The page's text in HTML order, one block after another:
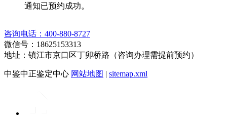
通知已预约成功。
咨询电话：400-880-8727
微信号：18625153313
地址：镇江市京口区丁卯桥路（咨询办理需提前预约）
中鉴中正鉴定中心 网站地图 | sitemap.xml